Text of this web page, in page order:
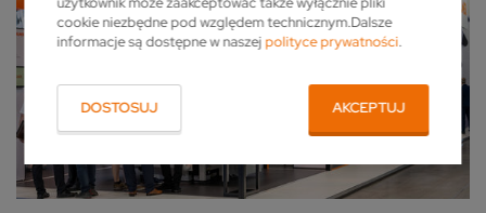
cookie niezbędne pod względem technicznym.Dalsze
informacje są dostępne w naszejpolityce prywatności.
DOSTOSUJ AKCEPTUJ